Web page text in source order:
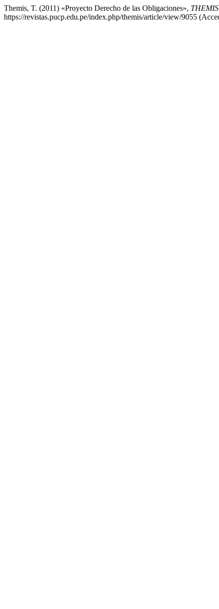
Themis, T. (2011) «Proyecto Derecho de las Obligaciones»,
https://revistas.pucp.edu.pe/index.php/themis/article/view/9055